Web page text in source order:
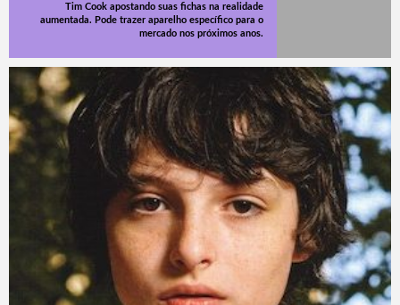
Tim Cook apostando suas fichas na realidade
aumentada. Pode trazer aparelho específico para o
mercado nos próximos anos.